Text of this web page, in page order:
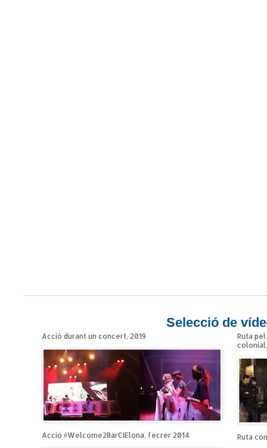
Selecció de
Acció durant un concert, 2019
Acció #Welcome2BarCIElona, fecrer 2014
Ruta
Ruta